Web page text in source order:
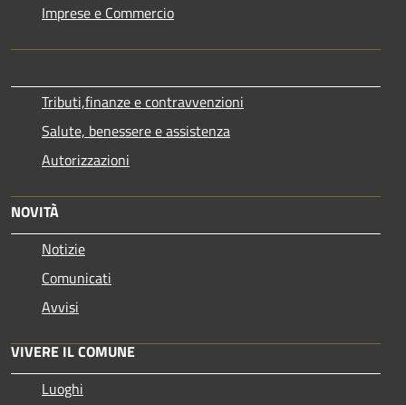
Imprese e Commercio
Tributi,finanze e contravvenzioni
Salute, benessere e assistenza
Autorizzazioni
NOVITÀ
Notizie
Comunicati
Avvisi
VIVERE IL COMUNE
Luoghi